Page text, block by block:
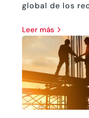
global de los
leer más